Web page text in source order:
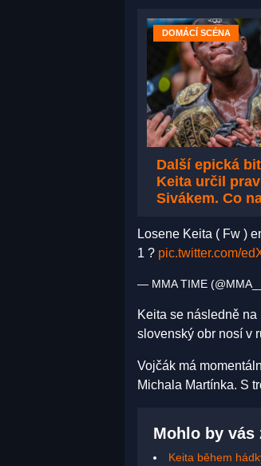
DOMÁCÍ SCÉNA
Další epická
Keita určil
Sivákem. Co
Losene Keita ( Fw )
1 ? pic.twitter.com/
— MMA TIME
Keita se následně
slovenský obr nosí v
Vojčák má
Michala Martínka. S
Mohlo by vás
Keita během